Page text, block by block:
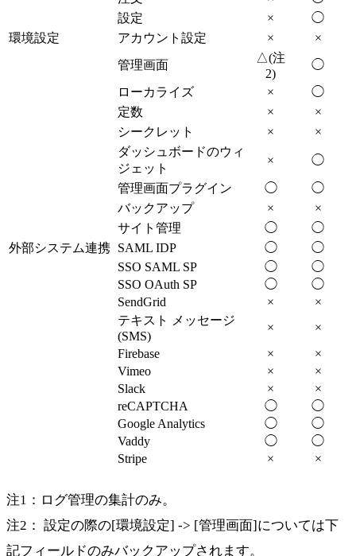
設定
×
◯
環境設定
アカウント設定 ×
×
管理画面
△(注
2)
◯
ローカライズ
×
◯
定数
×
×
シークレット
×
×
ダッシュボードのウィ
ジェット
× ◯
管理画面プラグイン ◯
◯
バックアップ
×
×
サイト管理
◯
◯
外部システム連携 SAML IDP ◯
◯
SSO SAML SP
◯
◯
SSO OAuth SP
◯
◯
SendGrid
×
×
テキスト メッセージ
(SMS)
×
×
Firebase
×
×
Vimeo
×
×
Slack
×
×
reCAPTCHA
◯
◯
Google Analytics
◯
◯
Vaddy
◯
◯
Stripe
× ×
注1：ログ管理の集計のみ。
注2： 設定の際の[環境設定] -> [管理画面]については下
記フィールドのみバックアップされます。